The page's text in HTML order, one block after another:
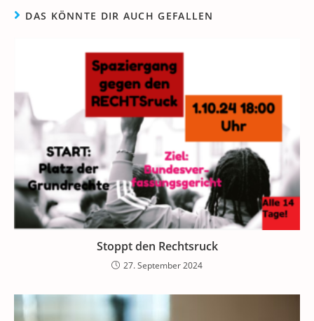
DAS KÖNNTE DIR AUCH GEFALLEN
Stoppt den Rechtsruck
27. September 2024